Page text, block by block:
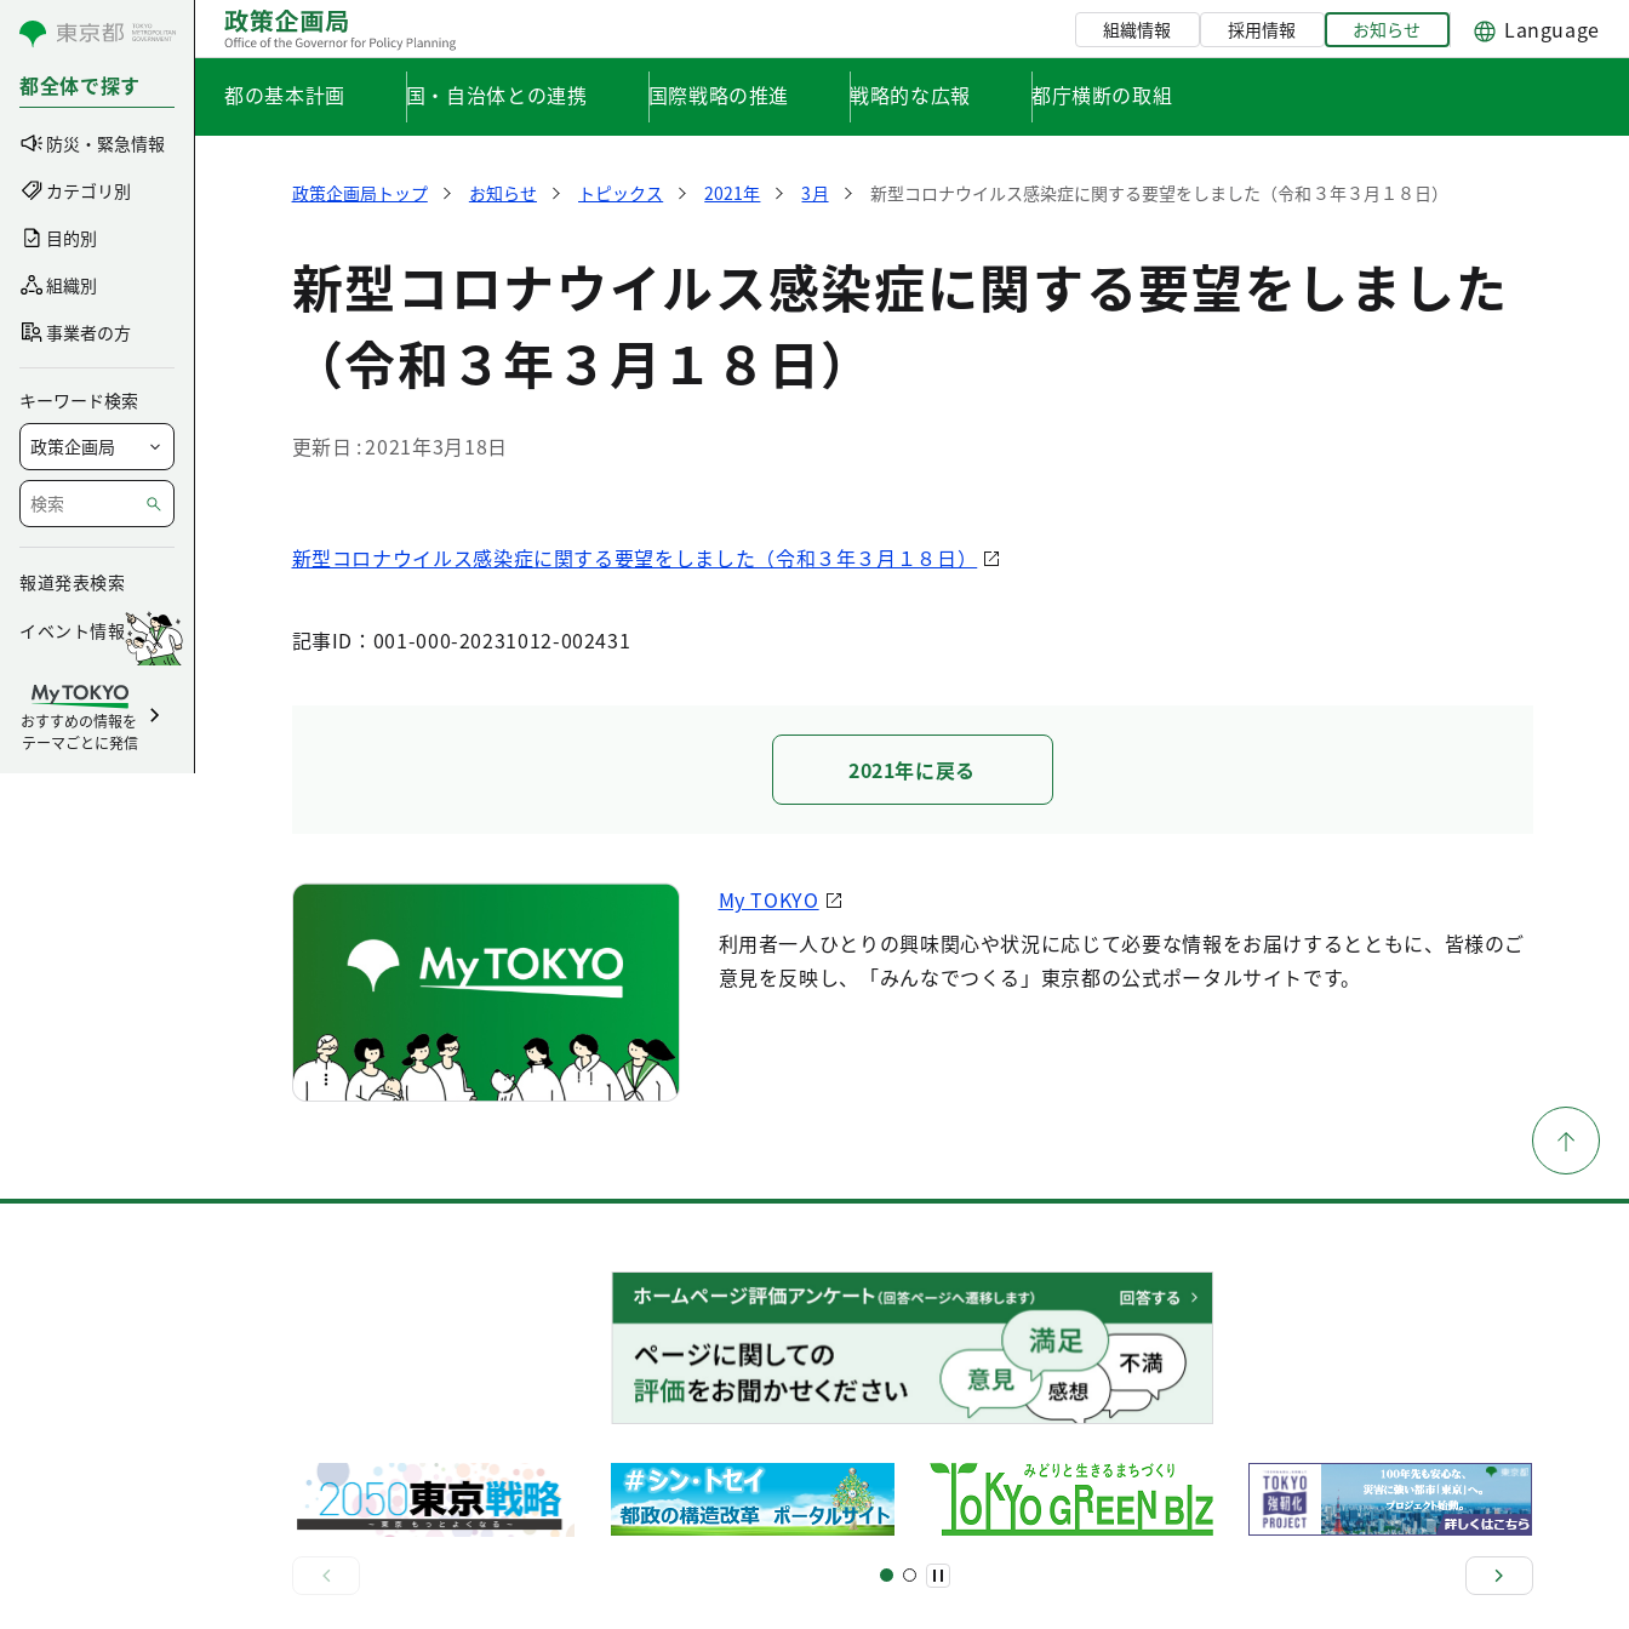
コンテンツにスキップ
都全体で探す
防災・緊急情報
カテゴリ別
目的別
組織別
事業者の方
キーワード検索
報道発表検索
イベント情報
おすすめの情報を
テーマごとに発信
組織情報 採用情報 お知らせ Language
都の基本計画 国・自治体との連携 国際戦略の推進 戦略的な広報 都庁横断の取組
政策企画局トップ お知らせ トピックス 2021年 3月 新型コロナウイルス感染症に関する要望をしました（令和３年３月１８日）
新型コロナウイルス感染症に関する要望をしました
（令和３年３月１８日）
更新日 2021年3月18日
新型コロナウイルス感染症に関する要望をしました（令和３年３月１８日）
記事ID：001-000-20231012-002431
2021年に戻る
My TOKYO
利用者一人ひとりの興味関心や状況に応じて必要な情報をお届けするとともに、皆様のご
意見を反映し、「みんなでつくる」東京都の公式ポータルサイトです。